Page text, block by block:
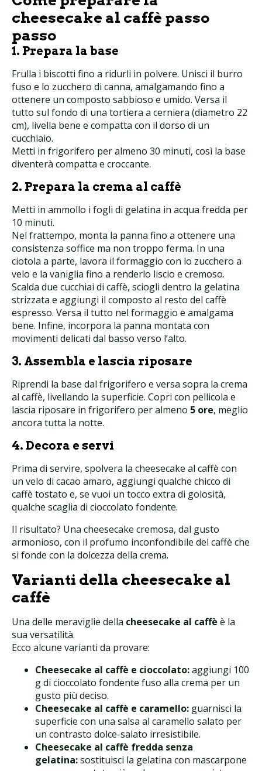
cheesecake al caffè passo
passo
1. Prepara la base
Frulla i biscotti fino a ridurli in polvere. Unisci il burro
fuso e lo zucchero di canna, amalgamando fino a
ottenere un composto sabbioso e umido. Versa il
tutto sul fondo di una tortiera a cerniera (diametro 22
cm), livella bene e compatta con il dorso di un
cucchiaio.
Metti in frigorifero per almeno 30 minuti, così la base
diventerà compatta e croccante.
2. Prepara la crema al caffè
Metti in ammollo i fogli di gelatina in acqua fredda per
10 minuti.
Nel frattempo, monta la panna fino a ottenere una
consistenza soffice ma non troppo ferma. In una
ciotola a parte, lavora il formaggio con lo zucchero a
velo e la vaniglia fino a renderlo liscio e cremoso.
Scalda due cucchiai di caffè, sciogli dentro la gelatina
strizzata e aggiungi il composto al resto del caffè
espresso. Versa il tutto nel formaggio e amalgama
bene. Infine, incorpora la panna montata con
movimenti delicati dal basso verso l’alto.
3. Assembla e lascia riposare
Riprendi la base dal frigorifero e versa sopra la crema
al caffè, livellando la superficie. Copri con pellicola e
lascia riposare in frigorifero per almeno 5 ore, meglio
ancora tutta la notte.
4. Decora e servi
Prima di servire, spolvera la cheesecake al caffè con
un velo di cacao amaro, aggiungi qualche chicco di
caffè tostato e, se vuoi un tocco extra di golosità,
qualche scaglia di cioccolato fondente.
Il risultato? Una cheesecake cremosa, dal gusto
armonioso, con il profumo inconfondibile del caffè che
si fonde con la dolcezza della crema.
Varianti della cheesecake al
caffè
Una delle meraviglie della cheesecake al caffè è la
sua versatilità.
Ecco alcune varianti da provare:
Cheesecake al caffè e cioccolato:aggiungi 100
g di cioccolato fondente fuso alla crema per un
gusto più deciso.
Cheesecake al caffè e caramello: guarnisci la
superficie con una salsa al caramello salato per
un contrasto dolce-salato irresistibile.
Cheesecake al caffè fredda senza
gelatina:sostituisci la gelatina con mascarpone